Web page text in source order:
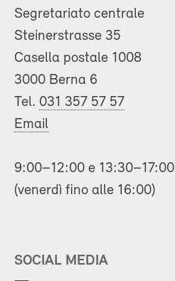
Segretariato centrale
Steinerstrasse 35
Casella postale 1008
3000 Berna 6
Tel. 031 357 57 57
Email
9:00–12:00 e 13:30–17:00
(venerdì fino alle 16:00)
SOCIAL MEDIA